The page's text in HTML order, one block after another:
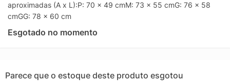
aproximadas (A x L):P: 70 x 49 cmM: 73 x 55 cmG: 76 x 58
cmGG: 78 x 60 cm
Esgotado no momento
Parece que o estoque deste produto esgotou